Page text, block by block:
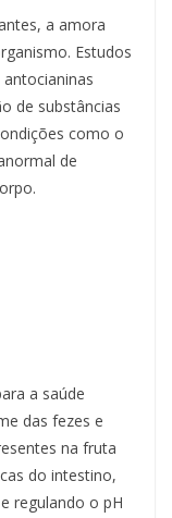
a amora
Estudos
de substâncias
como o
de
a saúde
das fezes e
na fruta
do intestino,
regulando o pH